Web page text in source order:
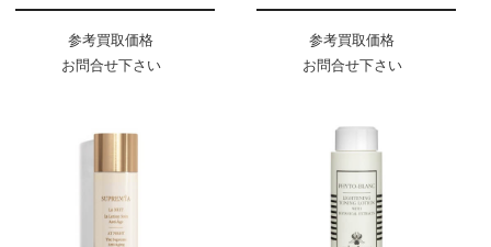
参考買取価格
お問合せ下さい
参考買取価格
お問合せ下さい